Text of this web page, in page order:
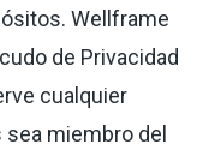
Wellframe
de Privacidad
cualquier
miembro del